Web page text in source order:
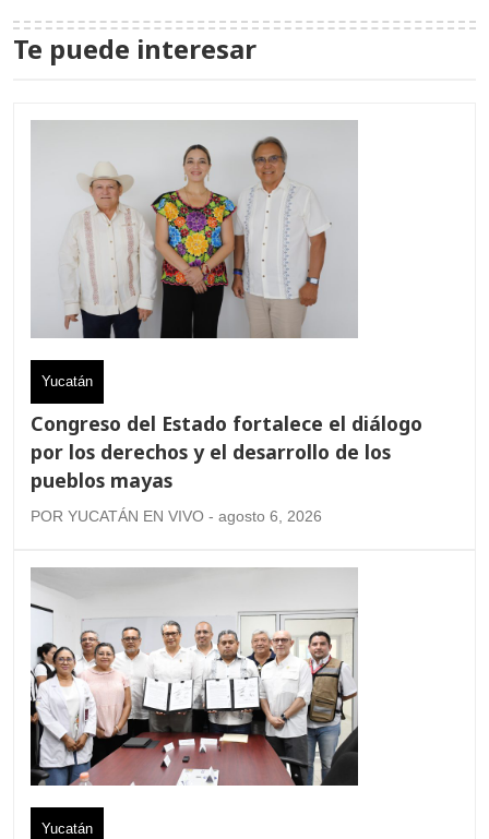
Te puede interesar
Yucatán
Congreso del Estado fortalece el diálogo
por los derechos y el desarrollo de los
pueblos mayas
POR YUCATÁN EN VIVO - agosto 6, 2026
Yucatán